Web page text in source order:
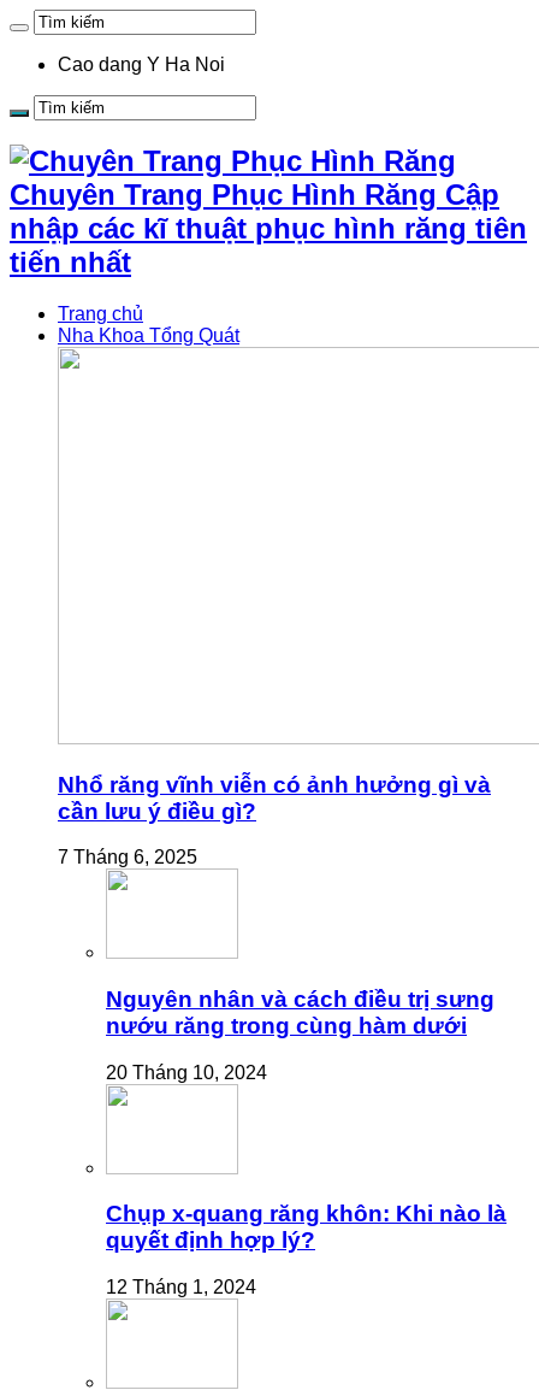
Cao dang Y Ha Noi
Chuyên Trang Phục Hình Răng Cập
nhập các kĩ thuật phục hình răng tiên
tiến nhất
Trang chủ
Nha Khoa Tổng Quát
Nhổ răng vĩnh viễn có ảnh hưởng gì và
cần lưu ý điều gì?
7 Tháng 6, 2025
Nguyên nhân và cách điều trị sưng
nướu răng trong cùng hàm dưới
20 Tháng 10, 2024
Chụp x-quang răng khôn: Khi nào là
quyết định hợp lý?
12 Tháng 1, 2024